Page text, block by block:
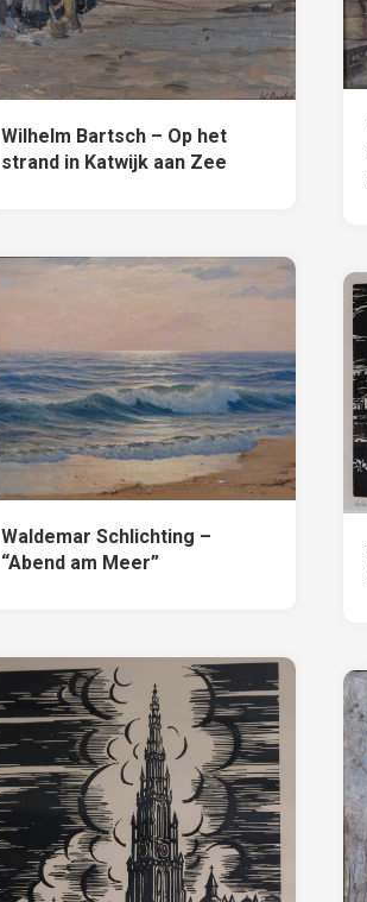
Wilhelm Bartsch – Op het
strand in Katwijk aan Zee
Waldemar Schlichting –
“Abend am Meer”